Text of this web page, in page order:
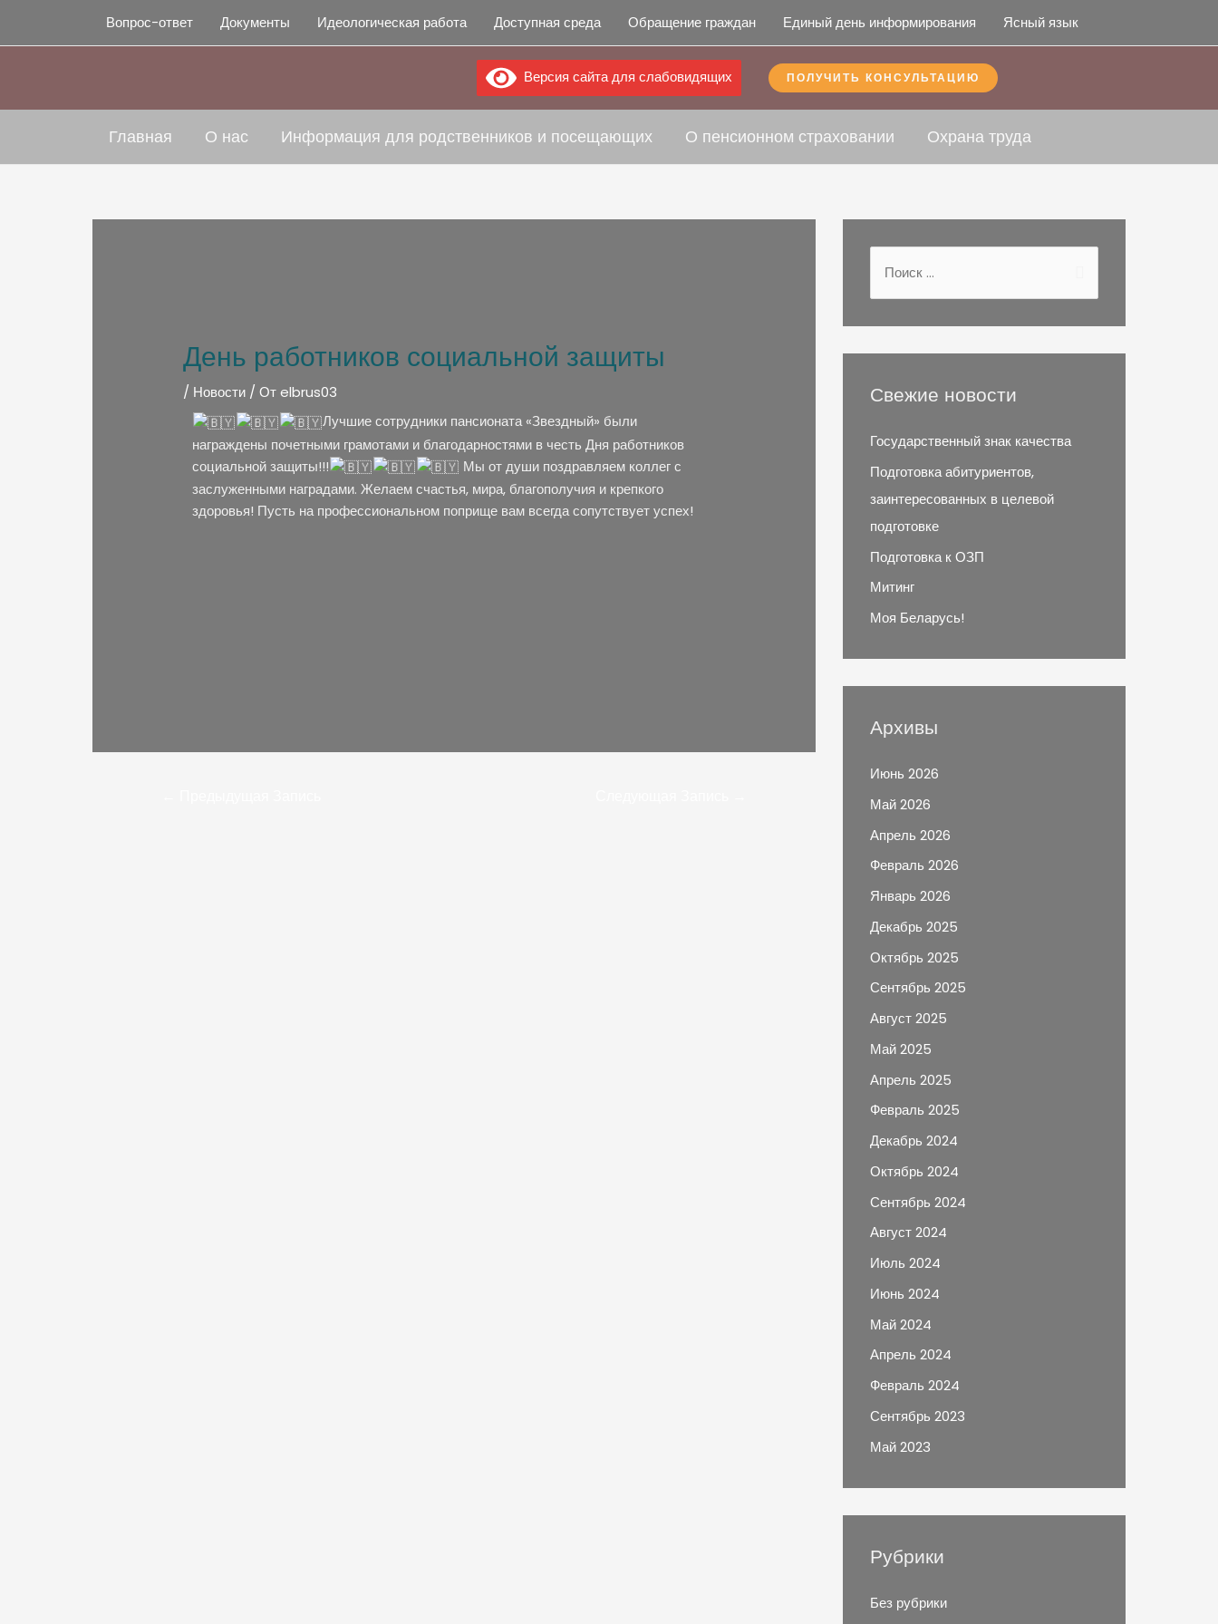
Вопрос-ответ Документы Идеологическая работа Доступная среда Обращение граждан Единый день информирования Ясный язык
Версия сайта для слабовидящих ПОЛУЧИТЬ КОНСУЛЬТАЦИЮ
Главная О нас Информация для родственников и посещающих О пенсионном страховании Охрана труда
День работников социальной защиты
/ Новости / Отelbrus03
Лучшие сотрудники пансионата «Звездный» были
награждены почетными грамотами и благодарностями в честь Дня работников
социальной защиты!!!
Мы от души поздравляем коллег с
заслуженными наградами. Желаем счастья, мира, благополучия и крепкого
здоровья! Пусть на профессиональном поприще вам всегда сопутствует успех!
Свежие новости
Государственный знак качества
Подготовка абитуриентов,
заинтересованных в целевой
подготовке
Подготовка к ОЗП
Митинг
Моя Беларусь!
Архивы
Июнь 2026
Май 2026
Апрель 2026
Февраль 2026
Январь 2026
Декабрь 2025
Октябрь 2025
Сентябрь 2025
Август 2025
Май 2025
Апрель 2025
Февраль 2025
Декабрь 2024
Октябрь 2024
Сентябрь 2024
Август 2024
Июль 2024
Июнь 2024
Май 2024
Апрель 2024
Февраль 2024
Сентябрь 2023
Май 2023
Рубрики
Без рубрики